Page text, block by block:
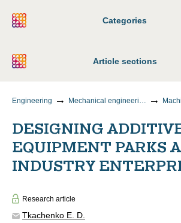
Categories
Article sections
Engineering Mechanical engineering
DESIGNING
EQUIPMENT PARKS
INDUSTRY
Research article
Tkachenko E. D.